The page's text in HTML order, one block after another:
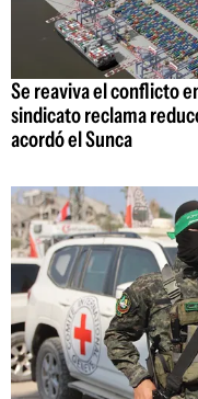
Se reaviva el conflicto
sindicato reclama
acordó el Sunca